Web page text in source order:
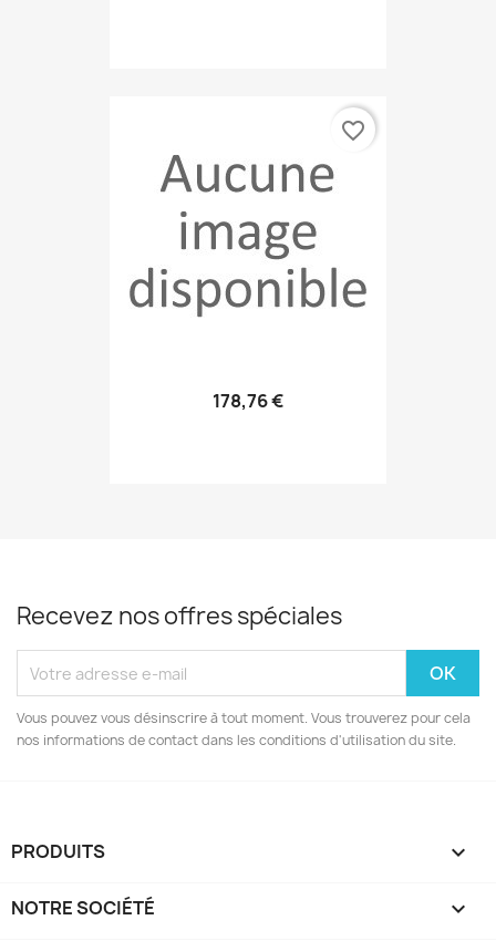
178,76 €
favorite_border
Recevez nos offres spéciales
Vous pouvez vous désinscrire à tout moment. Vous trouverez pour cela
nos informations de contact dans les conditions d'utilisation du site.
PRODUITS 
NOTRE SOCIÉTÉ 